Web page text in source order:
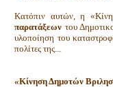
Κατόπιν αυτών, η
παρατάξεων του
υλοποίηση του
πολίτες της...
«Κίνηση Δημοτών